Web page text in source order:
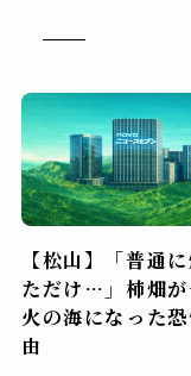
【松山】「普通
ただけ…」柿畑が
火の海になった
由